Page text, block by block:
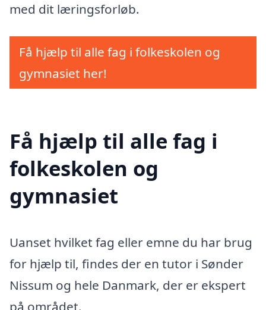
med dit læringsforløb.
Få hjælp til alle fag i folkeskolen og
gymnasiet her!
Få hjælp til alle fag i
folkeskolen og
gymnasiet
Uanset hvilket fag eller emne du har brug
for hjælp til, findes der en tutor i Sønder
Nissum og hele Danmark, der er ekspert
på området.